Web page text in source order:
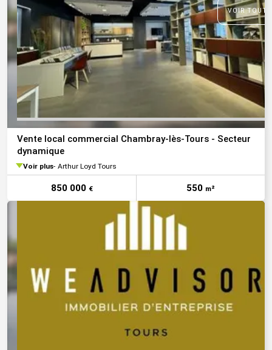
VOIR
Vente local commercial Chambray-lès-Tours - Secteur
dynamique
Voir plus Arthur Loyd Tours
850 000 € 550 m²